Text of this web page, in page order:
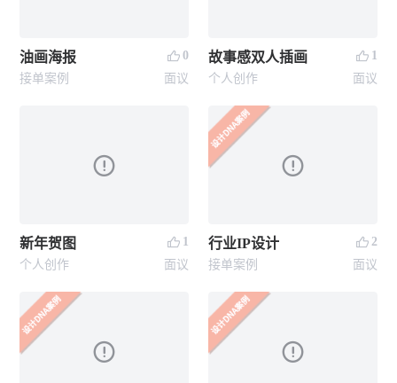
油画海报
0
接单案例
面议
故事感双人插画
1
个人创作
面议
新年贺图
1
个人创作
面议
行业IP设计
2
接单案例
面议